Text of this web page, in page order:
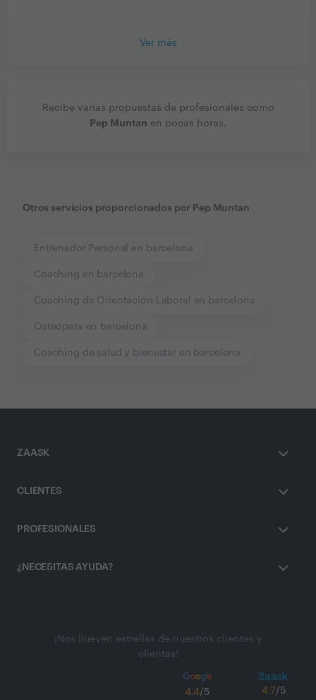
Ver más
Recibe varias propuestas de profesionales como
Pep Muntan en pocas horas.
Otros servicios proporcionados por Pep Muntan
Entrenador Personal en barcelona
Coaching en barcelona
Coaching de Orientación Laboral en barcelona
Osteópata en barcelona
Coaching de salud y bienestar en barcelona
ZAASK
CLIENTES
PROFESIONALES
¿NECESITAS AYUDA?
¡Nos llueven estrellas de nuestros clientes y
clientas!
4.4/5 4.7/5